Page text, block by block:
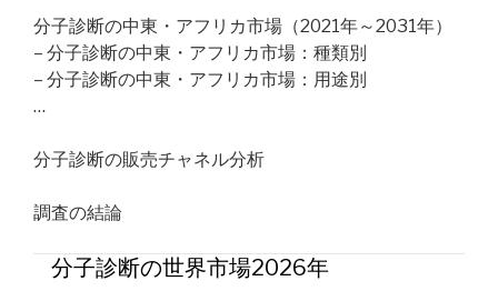
分子診断の中東・アフリカ市場（2021年～2031年）
– 分子診断の中東・アフリカ市場：種類別
– 分子診断の中東・アフリカ市場：用途別
…
分子診断の販売チャネル分析
調査の結論
分子診断の世界市場2026年